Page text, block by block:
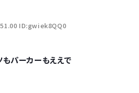
ID:gwiek8QQ0
パーカーもええで